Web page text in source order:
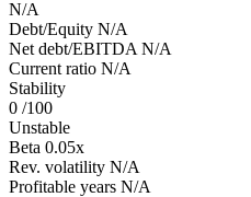
N/A
Debt/Equity N/A
Net debt/EBITDA N/A
Current ratio N/A
Stability
0 /100
Unstable
Beta 0.05x
Rev. volatility N/A
Profitable years N/A